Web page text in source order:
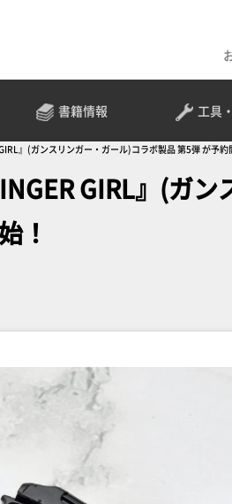
書籍情報 工具
』(ガンスリンガー・ガール)コラボ製品 第5弾 が予約
GIRL』(ガ
！